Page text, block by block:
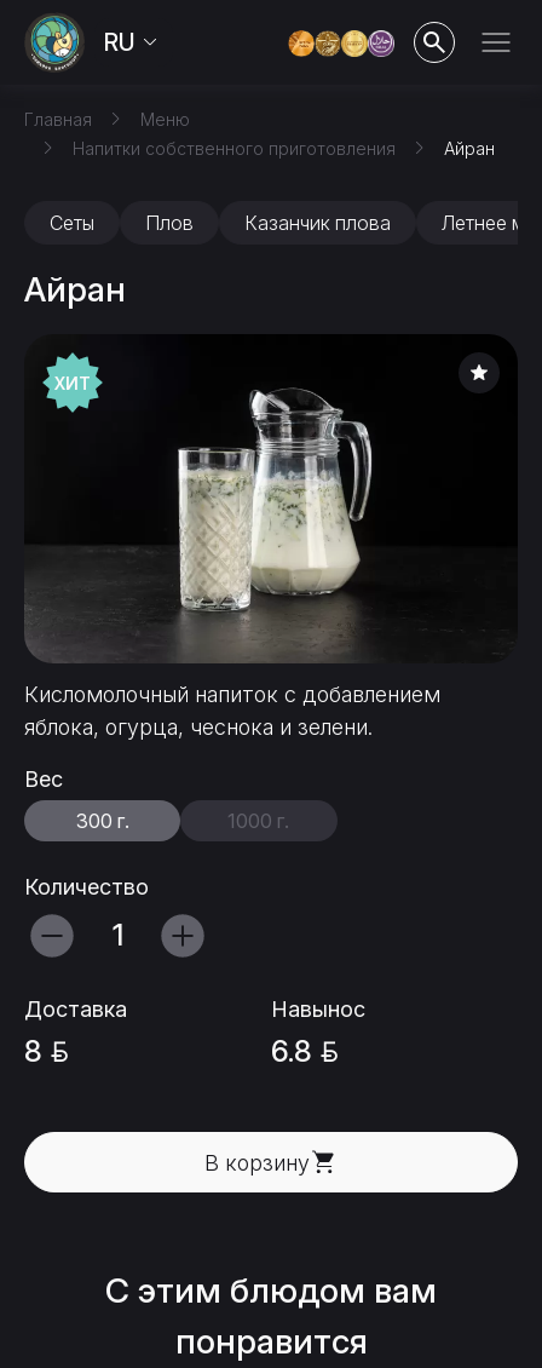
RU
Главная
Меню
Напитки собственного приготовления
Айран
Сеты Плов Казанчик плова Летнее
Айран
ХИТ
Кисломолочный напиток с добавлением
яблока, огурца, чеснока и зелени.
Вес
300 г. 1000 г.
Количество
Доставка
8
Навынос
6.8
В корзину
C этим блюдом вам
понравится